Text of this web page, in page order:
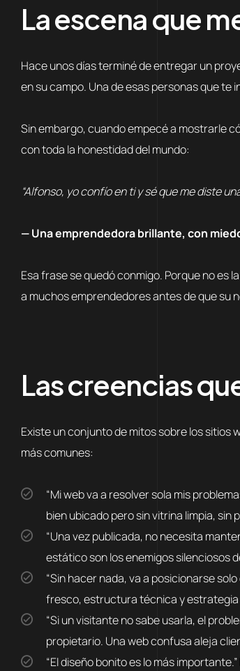
La escena que
Hace unos días terminé de entregar un
en su campo. Una de esas personas que te
Sin embargo, cuando empecé a mostrarle
con toda la honestidad del mundo:
“Alfonso, yo confío en ti y sé que me diste
— Una emprendedora brillante, con
Esa frase se quedó conmigo. Porque no es
a muchos emprendedores antes de que su
Las creencias
Existe un conjunto de mitos sobre los sitios
más comunes:
“Mi web va a resolver sola mis problemas de ventas.” Un sitio web es una herramienta, no un vendedor autónomo. Como un local
bien ubicado pero sin vitrina limpia,
“Una vez publicada, no necesita mantenimiento.” Las actualizaciones de seguridad, los plugins desactualizados y el contenido
estático son los enemigos silenciosos
“Sin hacer nada, va a posicionarse solo en Google.” El SEO no es magia negra, pero tampoco es pasivo. Requiere contenido
fresco, estructura técnica y
“Si un visitante no sabe usarla, el problema es del visitante.” Error. La experiencia del usuario es su responsabilidad como
propietario. Una web confusa aleja
“El diseño bonito es lo más importante.” La estética atrae. Pero lo que retiene y convierte es el mensaje claro, la propuesta de